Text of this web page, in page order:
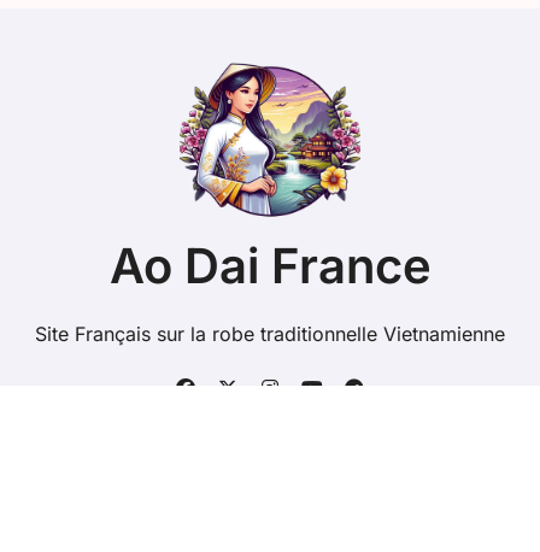
Ao Dai France
Site Français sur la robe traditionnelle Vietnamienne